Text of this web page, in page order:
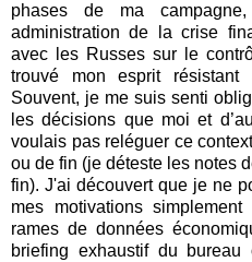
phases de ma
administration de la crise
avec les Russes sur le
trouvé mon esprit
Souvent, je me suis senti
les décisions que moi et
voulais pas reléguer ce
ou de fin (je déteste les notes
fin). J'ai découvert que je ne
mes motivations
rames de données
briefing exhaustif du